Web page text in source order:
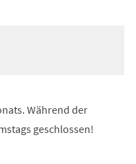
Während der
geschlossen!